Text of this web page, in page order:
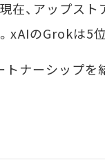
、アップスト
xAIのGrokは5
ナーシップを